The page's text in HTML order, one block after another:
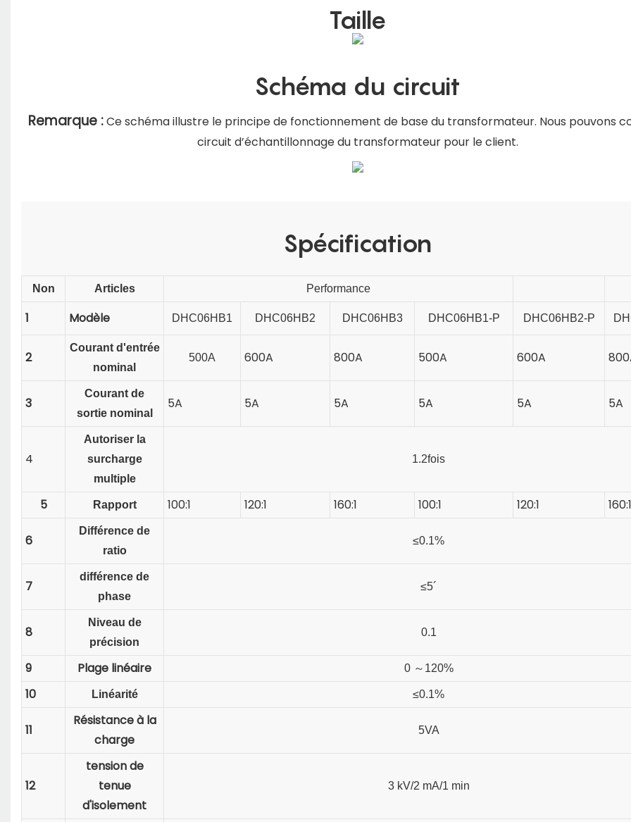
Taille
Schéma du circuit
Remarque :Ce schéma illustre le principe de fonctionnement de base du transformateur. Nous pouvons
circuit d’échantillonnage du transformateur pour le client.
Spécification
Non Articles Performance
1 Modèle DHC06HB1 DHC06HB2 DHC06HB3 DHC06HB1-P DHC06HB2-P
2
Courant d'entrée
nominal
500A 600A 800A 500A 600A
3
Courant de
sortie nominal
5A 5A 5A 5A 5A 5A
4
Autoriser la
surcharge
multiple
1.2fois
5 Rapport 100:1 120:1 160:1 100:1 120:1 160:1
6
Différence de
ratio
≤0.1%
7
différence de
phase
≤5´
8
Niveau de
précision
0.1
9 Plage linéaire 0 ～ 120%
10 Linéarité ≤0.1%
11
Résistance à la
charge
5VA
12
tension de
tenue
d'isolement
3 kV/2 mA/1 min